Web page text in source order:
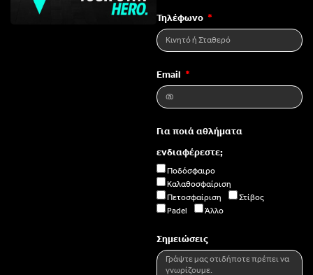
Τηλέφωνο
Email
Για ποιά αθλήματα
ενδιαφέρεστε;
Ποδόσφαιρο
Καλαθοσφαίριση
Πετοσφαίριση
Στίβος
Padel
Άλλο
Σημειώσεις